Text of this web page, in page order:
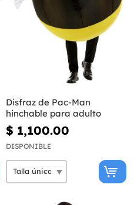
Disfraz de Pac-Man
hinchable para adulto
$ 1,100.00
DISPONIBLE